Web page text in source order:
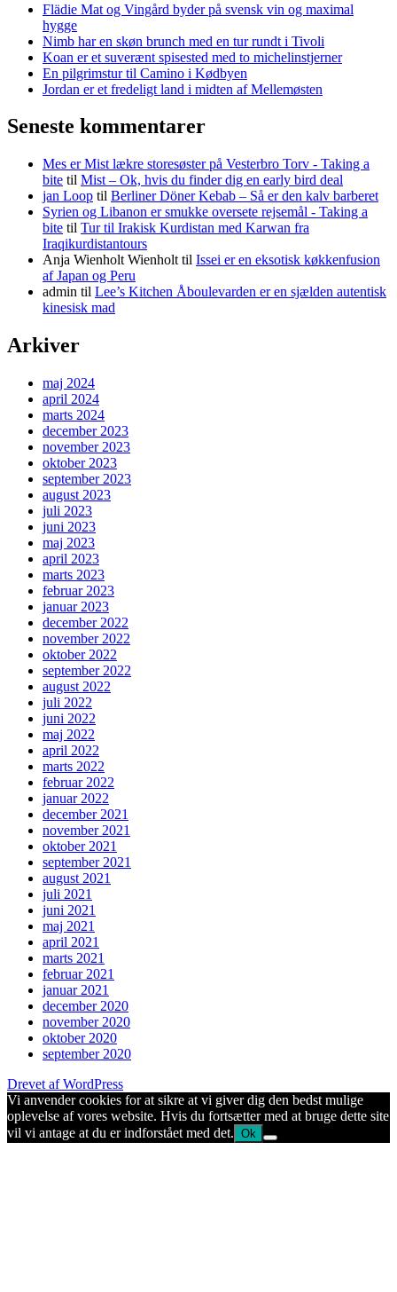
Flädie Mat og Vingård byder på svensk vin og maximal
hygge
Nimb har en skøn brunch med en tur rundt i Tivoli
Koan er et suverænt spisested med to michelinstjerner
En pilgrimstur til Camino i Kødbyen
Jordan er et fredeligt land i midten af Mellemøsten
Seneste kommentarer
Mes er Mist lækre storesøster på Vesterbro Torv - Taking a
bite til Mist – Ok, hvis du finder dig en early bird deal
jan Loop til Berliner Döner Kebab – Så er den kalv barberet
Syrien og Libanon er smukke oversete rejsemål - Taking a
bite til Tur til Irakisk Kurdistan med Karwan fra
Iraqikurdistantours
Anja Wienholt Wienholt til Issei er en eksotisk køkkenfusion
af Japan og Peru
admin til Lee’s Kitchen Åboulevarden er en sjælden autentisk
kinesisk mad
Arkiver
maj 2024
april 2024
marts 2024
december 2023
november 2023
oktober 2023
september 2023
august 2023
juli 2023
juni 2023
maj 2023
april 2023
marts 2023
februar 2023
januar 2023
december 2022
november 2022
oktober 2022
september 2022
august 2022
juli 2022
juni 2022
maj 2022
april 2022
marts 2022
februar 2022
januar 2022
december 2021
november 2021
oktober 2021
september 2021
august 2021
juli 2021
juni 2021
maj 2021
april 2021
marts 2021
februar 2021
januar 2021
december 2020
november 2020
oktober 2020
september 2020
Drevet af WordPress
Vi anvender cookies for at sikre at vi giver dig den bedst mulige
oplevelse af vores website. Hvis du fortsætter med at bruge dette site
vil vi antage at du er indforstået med det. Ok